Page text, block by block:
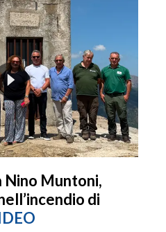
Muntoni,
di